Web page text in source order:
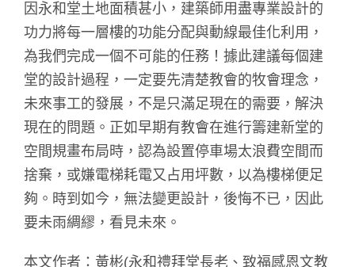
因永和堂土地面積甚小，建築師用盡專業設計的
功力將每一層樓的功能分配與動線最佳化利用，
為我們完成一個不可能的任務！據此建議每個建
堂的設計過程，一定要先清楚教會的牧會理念，
未來事工的發展，不是只滿足現在的需要，解決
現在的問題。正如早期有教會在進行籌建新堂的
空間規畫布局時，認為設置停車場太浪費空間而
捨棄，或嫌電梯耗電又占用坪數，以為樓梯便足
夠。時到如今，無法變更設計，後悔不已，因此
要未雨綢繆，看見未來。
本文作者：黃彬(永和禮拜堂長老、致福感恩文教